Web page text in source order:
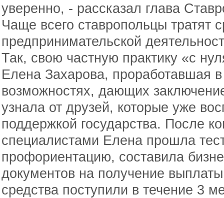
уверенно, - рассказал глава
Чаще всего ставропольцы тратят
предпринимательской
Так, свою частную практику «с
Елена Захарова, проработавшая
возможностях, дающих
узнала от друзей, которые уже
поддержкой государства. После
специалистами Елена прошла
профориентацию, составила
документов на получение
средства поступили в течение 3